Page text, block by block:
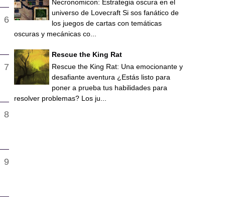
Necronomicon: Estrategia oscura en el
universo de Lovecraft Si sos fanático de
los juegos de cartas con temáticas
oscuras y mecánicas co...
Rescue the King Rat
Rescue the King Rat: Una emocionante y
desafiante aventura ¿Estás listo para
poner a prueba tus habilidades para
resolver problemas? Los ju...